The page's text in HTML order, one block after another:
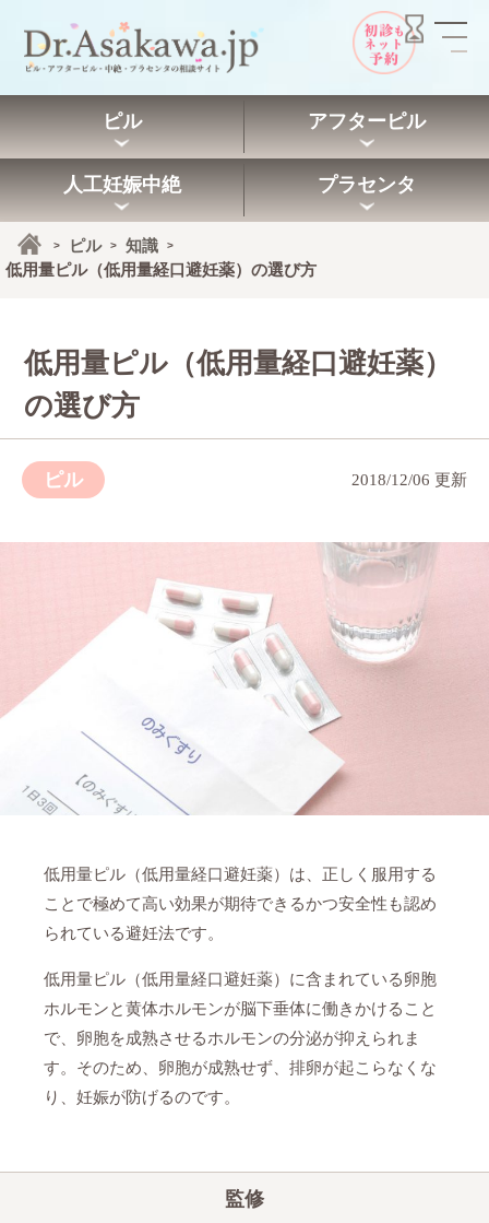
ピル アフターピル
人工妊娠中絶 プラセンタ
> ピル > 知識 >
低用量ピル（低用量経口避妊薬）の選び方
低用量ピル（低用量経口避妊薬）
の選び方
2018/12/06 更新
ピル
低用量ピル（低用量経口避妊薬）は、正しく服用する
ことで極めて高い効果が期待できるかつ安全性も認め
られている避妊法です。
低用量ピル（低用量経口避妊薬）に含まれている卵胞
ホルモンと黄体ホルモンが脳下垂体に働きかけること
で、卵胞を成熟させるホルモンの分泌が抑えられま
す。そのため、卵胞が成熟せず、排卵が起こらなくな
り、妊娠が防げるのです。
監修